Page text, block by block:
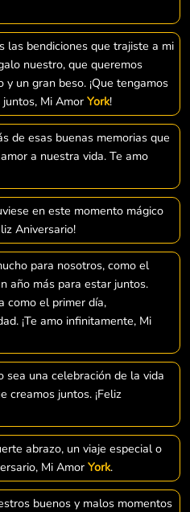
las bendiciones que trajiste a mi
nuestro, que queremos
un gran beso. ¡Que tengamos
Mi AmorYork!
de esas buenas memorias que
a nuestra vida. Te amo
en este momento mágico
Aniversario!
para nosotros, como el
año más para estar juntos.
como el primer día,
¡Te amo infinitamente, Mi
sea una celebración de la vida
creamos juntos. ¡Feliz
abrazo, un viaje especial o
Mi Amor York.
buenos y malos momentos